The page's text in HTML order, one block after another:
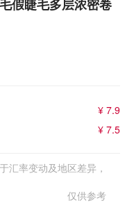
假睫毛多层浓密卷
¥ 7.9
¥ 7.5
汇率变动及地区差异，
仅供参考